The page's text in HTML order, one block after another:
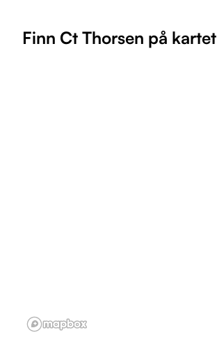
Finn Ct Thorsen på kartet